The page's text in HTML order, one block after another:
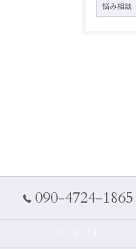
悩み相談
090-4724-1865